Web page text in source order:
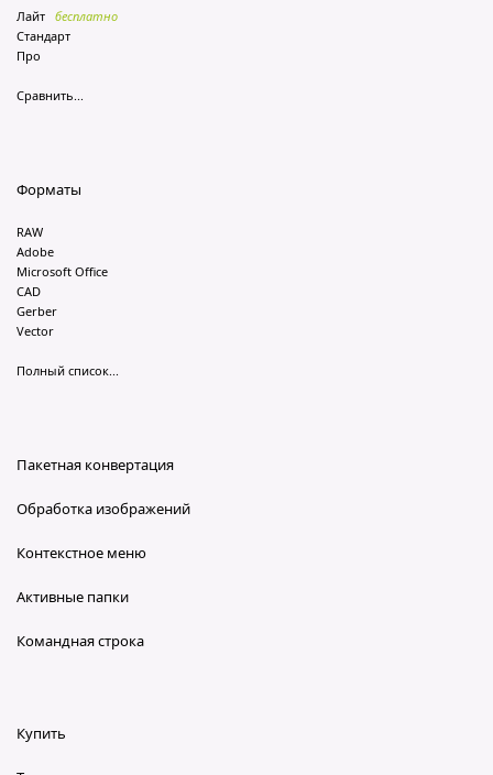
Лайт бесплатно
Стандарт
Про
Сравнить...
Форматы
RAW
Adobe
Microsoft Office
CAD
Gerber
Vector
Полный список...
Пакетная конвертация
Обработка изображений
Контекстное меню
Активные папки
Командная строка
Купить